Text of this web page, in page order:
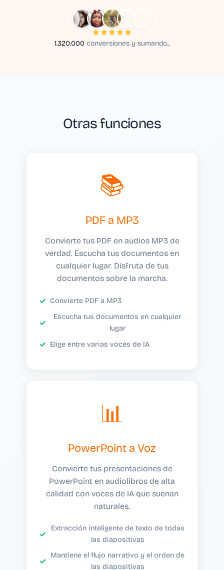
1.320.000conversiones y sumando...
Otras funciones
📚
PDF a MP3
Convierte tus PDF en audios MP3 de
verdad. Escucha tus documentos en
cualquier lugar. Disfruta de tus
documentos sobre la marcha.
Convierte PDF a MP3
Escucha tus documentos en cualquier
lugar
Elige entre varias voces de IA
📊
PowerPoint a Voz
Convierte tus presentaciones de
PowerPoint en audiolibros de alta
calidad con voces de IA que suenan
naturales.
Extracción inteligente de texto de todas
las diapositivas
Mantiene el flujo narrativo y el orden de
las diapositivas